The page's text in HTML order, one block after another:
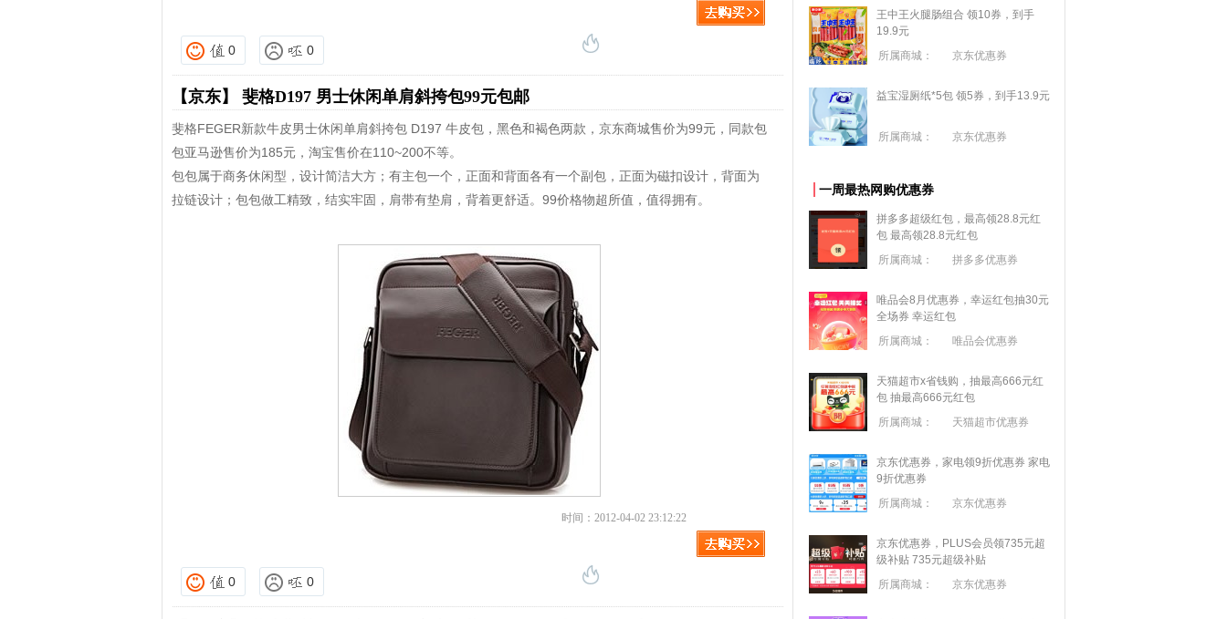
0 0
【京东】 斐格D197 男士休闲单肩斜挎包99元包邮
斐格FEGER新款牛皮男士休闲单肩斜挎包 D197 牛皮包，黑色和褐色两款，京东商城售价为99元，同款包
包亚马逊售价为185元，淘宝售价在110~200不等。
包包属于商务休闲型，设计简洁大方；有主包一个，正面和背面各有一个副包，正面为磁扣设计，背面为
拉链设计；包包做工精致，结实牢固，肩带有垫肩，背着更舒适。99价格物超所值，值得拥有。
时间：2012-04-02 23:12:22
0 0
王中王火腿肠组合 领10券，到手
19.9元
所属商城：
京东优惠券
益宝湿厕纸*5包 领5券，到手13.9元
所属商城： 京东优惠券
一周最热网购优惠券
拼多多超级红包，最高领28.8元红
包 最高领28.8元红包
所属商城：
拼多多优惠券
唯品会8月优惠券，幸运红包抽30元
全场券 幸运红包
所属商城：
唯品会优惠券
天猫超市x省钱购，抽最高666元红
包 抽最高666元红包
所属商城：
天猫超市优惠券
京东优惠券，家电领9折优惠券 家电
9折优惠券
所属商城：
京东优惠券
京东优惠券，PLUS会员领735元超
级补贴 735元超级补贴
所属商城：
京东优惠券